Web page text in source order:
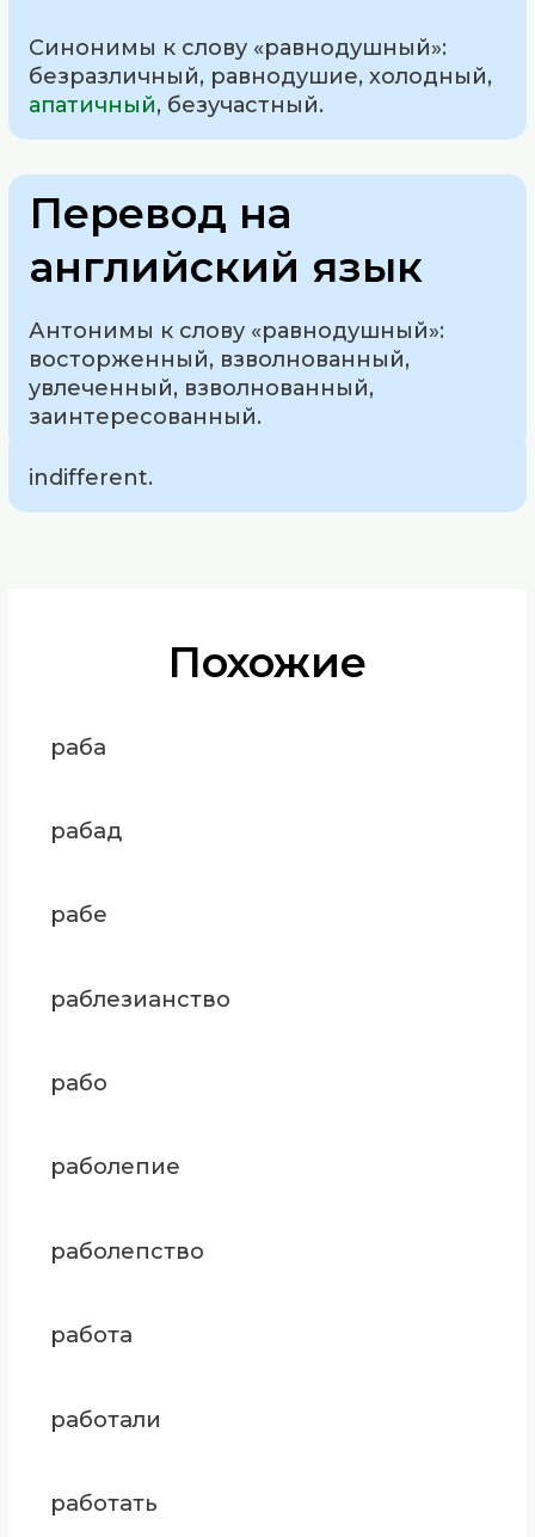
Синонимы к слову «равнодушный»:
безразличный, равнодушие, холодный,
апатичный, безучастный.
Перевод на
английский язык
Антонимы к слову «равнодушный»:
восторженный, взволнованный,
увлеченный, взволнованный,
заинтересованный.
indifferent.
Похожие
раба
рабад
рабе
раблезианство
рабо
раболепие
раболепство
работа
работали
работать